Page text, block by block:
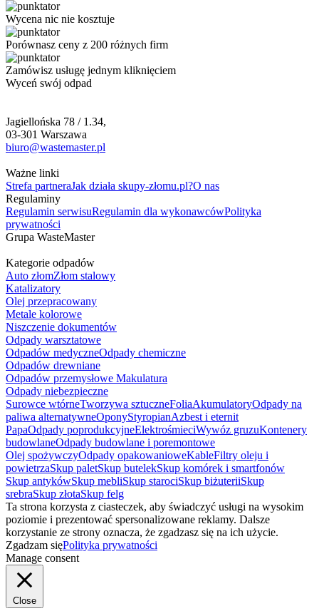
Wycena nic nie kosztuje
Porównasz ceny z 200 różnych firm
Zamówisz usługę jednym kliknięciem
Wyceń swój odpad
Jagiellońska 78 / 1.34,
03-301 Warszawa
biuro@wastemaster.pl
Ważne linki
Strefa partneraJak działa skupy-złomu.pl?O nas
Regulaminy
Regulamin serwisuRegulamin dla wykonawcówPolityka
prywatności
Grupa WasteMaster
Kategorie odpadów
Auto złomZłom stalowy
Katalizatory
Olej przepracowany
Metale kolorowe
Niszczenie dokumentów
Odpady warsztatowe
Odpadów medyczneOdpady chemiczne
Odpadów drewniane
Odpadów przemysłowe Makulatura
Odpady niebezpieczne
Surowce wtórneTworzywa sztuczneFoliaAkumulatoryOdpady na
paliwa alternatywneOponyStyropianAzbest i eternit
PapaOdpady poprodukcyjneElektrośmieciWywóz gruzuKontenery
budowlaneOdpady budowlane i poremontowe
Olej spożywczyOdpady opakowanioweKableFiltry oleju i
powietrzaSkup paletSkup butelekSkup komórek i smartfonów
Skup antykówSkup mebliSkup starociSkup biżuteriiSkup
srebraSkup złotaSkup felg
Ta strona korzysta z ciasteczek, aby świadczyć usługi na wysokim
poziomie i prezentować spersonalizowane reklamy. Dalsze
korzystanie ze strony oznacza, że zgadzasz się na ich użycie.
Zgadzam sięPolityka prywatności
Manage consent
Close